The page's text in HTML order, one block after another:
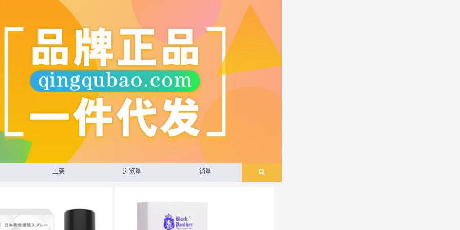
上架 浏览量 销量